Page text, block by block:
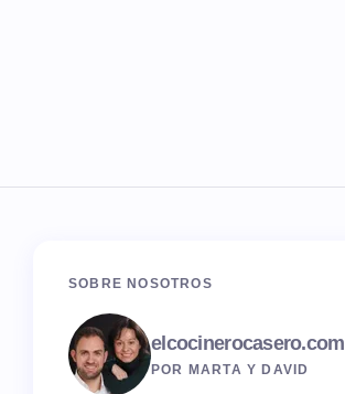
SOBRE NOSOTROS
elcocinerocasero.com
POR MARTA Y DAVID